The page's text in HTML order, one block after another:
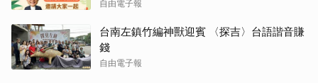
自由電子報
台南左鎮竹編神獸迎賓 〈探吉〉台語諧音賺
錢
自由電子報